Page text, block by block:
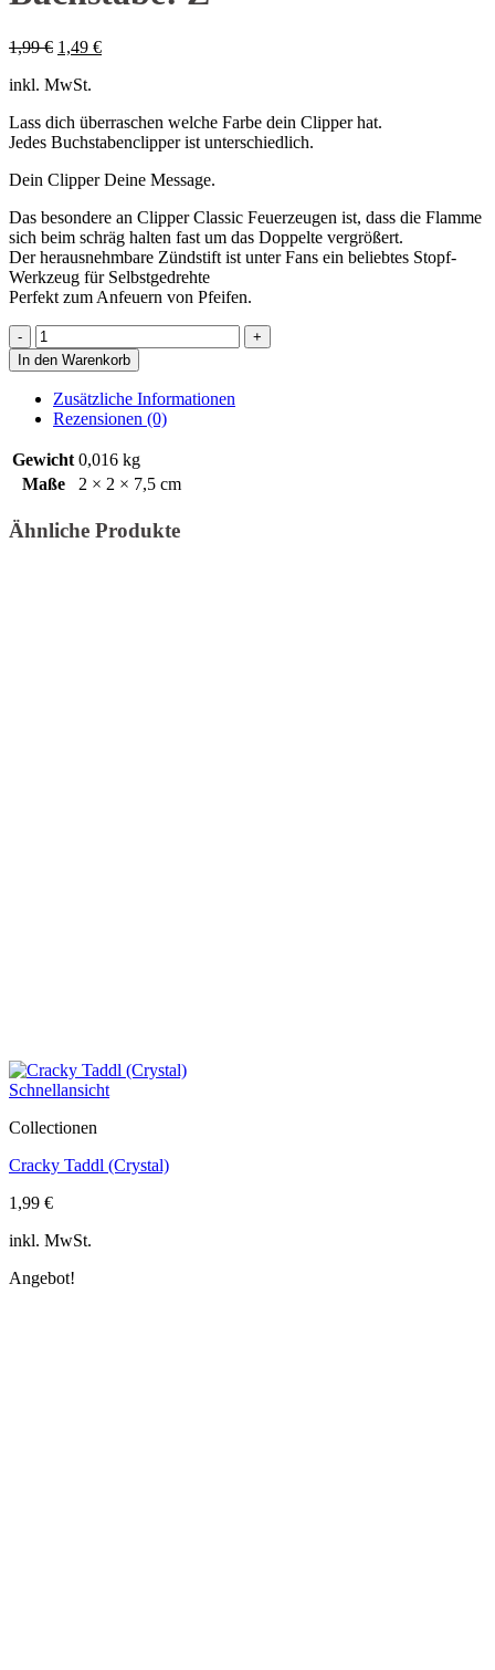
1,99€ Ursprünglicher
war:
1,49 €Aktueller
inkl. MwSt.
Lass dich überraschen welche Farbe dein Clipper hat.
Jedes Buchstabenclipper ist unterschiedlich.
Dein Clipper Deine Message.
Das besondere an Clipper Classic Feuerzeugen ist, dass die Flamme
sich beim schräg halten fast um das Doppelte vergrößert.
Der herausnehmbare Zündstift ist unter Fans ein beliebtes Stopf-
Werkzeug für Selbstgedrehte
Perfekt zum Anfeuern von Pfeifen.
Buchstabe:
Z
Menge
In den Warenkorb
Zusätzliche Informationen
Rezensionen (0)
Gewicht 0,016 kg
Maße
2 × 2 × 7,5 cm
Ähnliche Produkte
Schnellansicht
Collectionen
Cracky Taddl (Crystal)
1,99 €
inkl. MwSt.
Angebot!